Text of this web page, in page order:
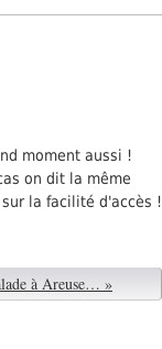
moment aussi !
on dit la même
la facilité d'accès !
à Areuse… »